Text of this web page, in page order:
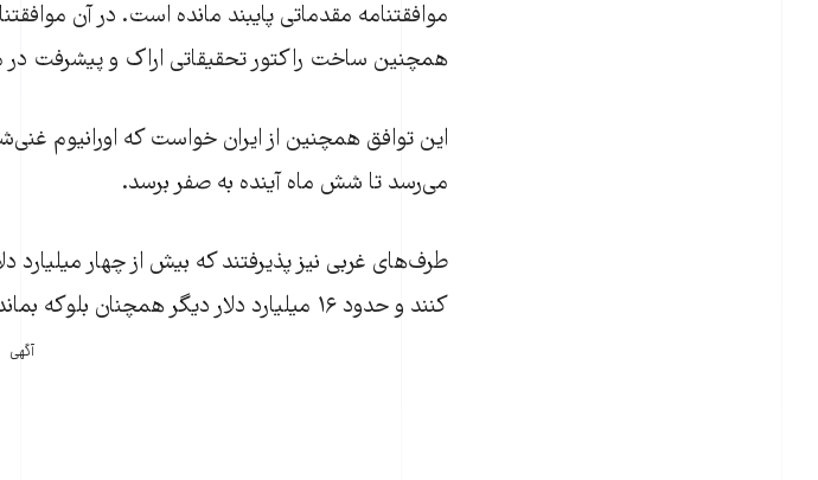
موافقتنامه مقدماتی پایبند مانده است. در آن
همچنین ساخت راکتور تحقیقاتی اراک و پیشرفت در
می‌رسد تا شش ماه آینده به صفر برسد.
طرف‌های غربی نیز پذیرفتند که بیش از چهار میلیارد
کنند و حدود ۱۶ میلیارد دلار دیگر همچنان بلوکه بماند.
آگهی